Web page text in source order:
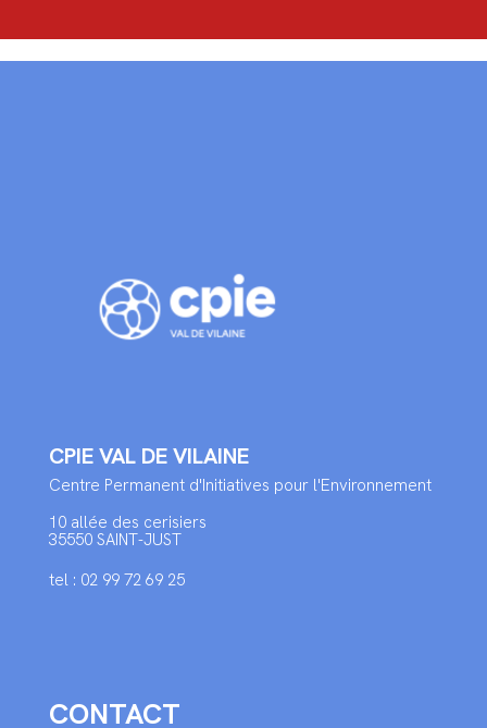
CPIE VAL DE VILAINE
Centre Permanent d'Initiatives pour l'Environnement
10 allée des cerisiers
35550 SAINT-JUST
tel : 02 99 72 69 25
CONTACT